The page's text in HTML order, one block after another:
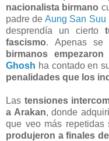
nacionalista birmano
padre de Aung San Suu
desprendía un cierto
fascismo. Apenas se
birmanos
Ghosh ha contado en
penalidades que los
Las tensiones
a Arakan, donde
que veo más repetidas
produjeron a finales